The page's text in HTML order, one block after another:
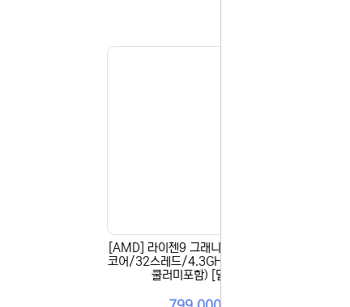
[AMD] 라이젠9 그래니트 9950X (16
코어/32스레드/4.3GHz/대리점정품/
쿨러미포함) [멀티팩]